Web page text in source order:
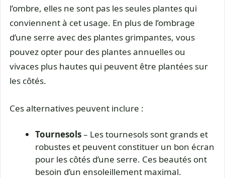
l’ombre, elles ne sont pas les seules plantes qui
conviennent à cet usage. En plus de l’ombrage
d’une serre avec des plantes grimpantes, vous
pouvez opter pour des plantes annuelles ou
vivaces plus hautes qui peuvent être plantées sur
les côtés.
Ces alternatives peuvent inclure :
Tournesols– Les tournesols sont grands et
robustes et peuvent constituer un bon écran
pour les côtés d’une serre. Ces beautés ont
besoin d’un ensoleillement maximal.